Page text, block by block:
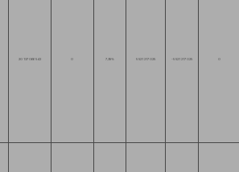
20 137 066 542 0 7,39% 5 521 217 025 -5 521 217 025 0